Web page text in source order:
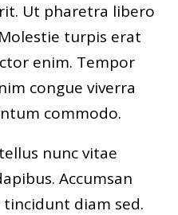
Ut pharetra libero
turpis erat
enim. Tempor
congue viverra
commodo.
nunc vitae
Accumsan
diam sed.